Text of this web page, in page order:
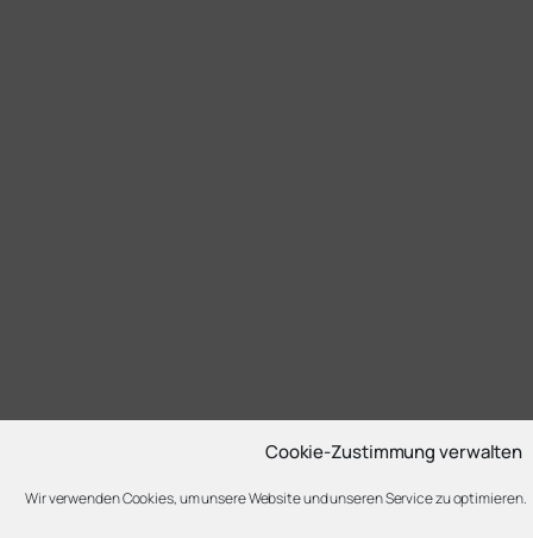
Cookie-Zustimmung verwalten
Wir verwenden Cookies, um unsere Website und unseren Service zu optimieren.